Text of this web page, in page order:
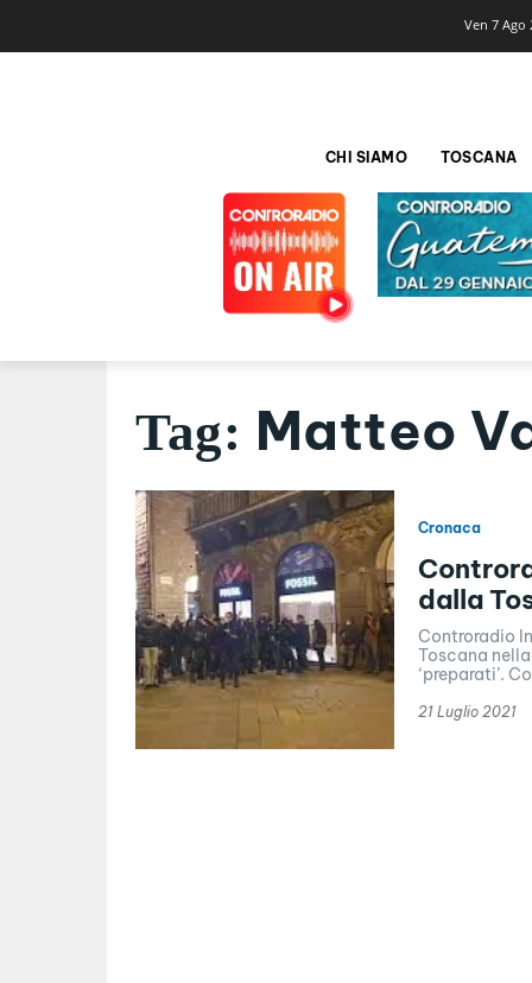
Ven 7 Ago
CHI SIAMO TOSCANA
Tag: Matteo
Cronaca
dalla
Controradio
Toscana
21 Luglio 2021